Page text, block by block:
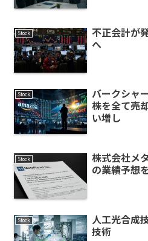
Stock
不正会計が
へ
Stock
バークシャ
株を全て売
い増し
Stock
株式会社メ
の業績予想
Stock
人工光合成
技術